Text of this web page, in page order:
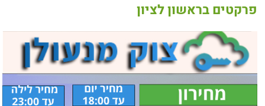
פרקטים בראשון לציון